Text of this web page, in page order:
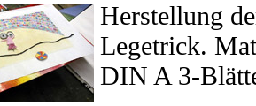
Herstellung
Legetrick.
DIN A 3-